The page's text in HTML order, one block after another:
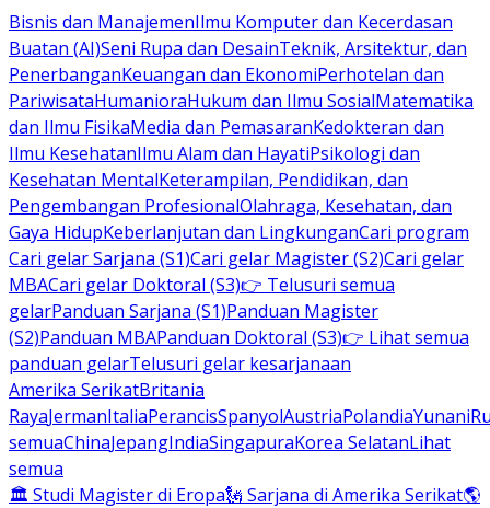
Bisnis dan ManajemenIlmu Komputer dan Kecerdasan
Buatan (AI)Seni Rupa dan DesainTeknik, Arsitektur, dan
PenerbanganKeuangan dan EkonomiPerhotelan dan
PariwisataHumanioraHukum dan Ilmu SosialMatematika
dan Ilmu FisikaMedia dan PemasaranKedokteran dan
Ilmu KesehatanIlmu Alam dan HayatiPsikologi dan
Kesehatan MentalKeterampilan, Pendidikan, dan
Pengembangan ProfesionalOlahraga, Kesehatan, dan
Gaya HidupKeberlanjutan dan LingkunganCari program
Cari gelar Sarjana (S1)Cari gelar Magister (S2)Cari gelar
MBACari gelar Doktoral (S3)👉 Telusuri semua
gelarPanduan Sarjana (S1)Panduan Magister
(S2)Panduan MBAPanduan Doktoral (S3)👉 Lihat semua
panduan gelarTelusuri gelar kesarjanaan
Amerika SerikatBritania
RayaJermanItaliaPerancisSpanyolAustriaPolandiaYunani
semuaChinaJepangIndiaSingapuraKorea SelatanLihat
semua
🏛 Studi Magister di Eropa🗽 Sarjana di Amerika Serikat🌎